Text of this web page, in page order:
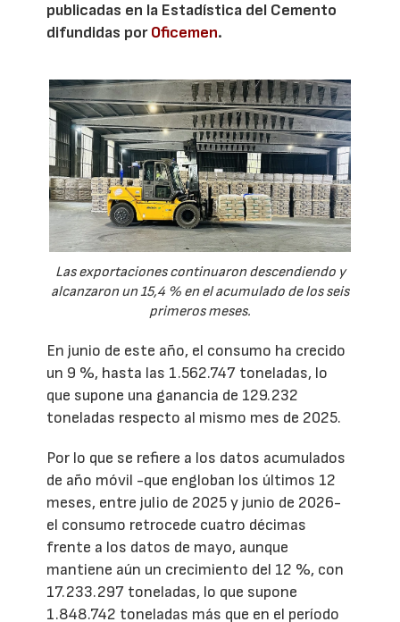
publicadas en la Estadística del Cemento
difundidas porOficemen.
Las exportaciones continuaron descendiendo y
alcanzaron un 15,4 % en el acumulado de los seis
primeros meses.
En junio de este año, el consumo ha crecido
un 9 %, hasta las 1.562.747 toneladas, lo
que supone una ganancia de 129.232
toneladas respecto al mismo mes de 2025.
Por lo que se refiere a los datos acumulados
de año móvil -que engloban los últimos 12
meses, entre julio de 2025 y junio de 2026-
el consumo retrocede cuatro décimas
frente a los datos de mayo, aunque
mantiene aún un crecimiento del 12 %, con
17.233.297 toneladas, lo que supone
1.848.742 toneladas más que en el período